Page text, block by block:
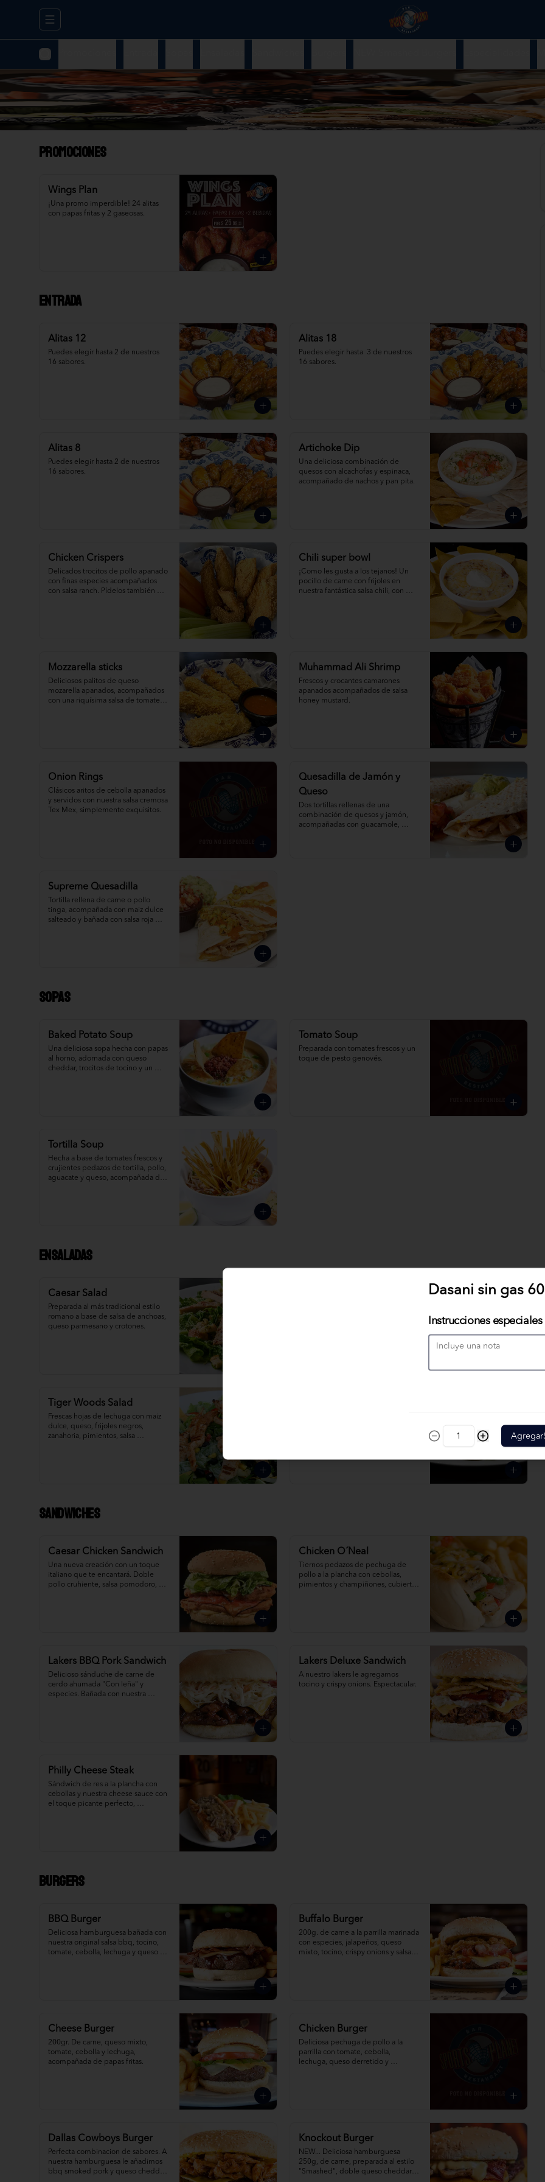
Abrir menu de navegación
Promociones
Wings Plan
¡Una promo imperdible! 24 alitas
con papas fritas y 2 gaseosas.
Entrada
Alitas 12
Puedes elegir hasta 2 de nuestros
16 sabores.
Alitas 18
Puedes elegir hasta  3 de nuestros
16 sabores.
Alitas 8
Puedes elegir hasta 2 de nuestros
16 sabores.
Artichoke Dip
Una deliciosa combinación de
quesos con alcachofas y espinaca,
acompañado de nachos y pan pita.
Chicken Crispers
Delicados trocitos de pollo apanado
con finas especies acompañados
con salsa ranch. Pídelos también
Chili super bowl
¡Como les gusta a los tejanos! Un
pocillo de carne con frijoles en
nuestra fantástica salsa chili, con
Mozzarella sticks
Deliciosos palitos de queso
mozarella apanados, acompañados
con una riquísima salsa de tomates
Muhammad Ali Shrimp
Frescos y crocantes camarones
apanados acompañados de salsa
honey mustard.
Onion Rings
Clásicos aritos de cebolla apanados
y servidos con nuestra salsa cremosa
Tex Mex, simplemente exquisitos.
Quesadilla de Jamón y
Queso
Dos tortillas rellenas de una
combinación de quesos y jamón,
acompañadas con guacamole,
Supreme Quesadilla
Tortilla rellena de carne o pollo
tinga, acompañada con maiz dulce
salteado y bañada con salsa roja
Sopas
Baked Potato Soup
Una deliciosa sopa hecha con papas
al horno, adornada con queso
cheddar, trocitos de tocino y un
Tomato Soup
Preparada con tomates frescos y un
toque de pesto genovés.
Tortilla Soup
Hecha a base de tomates frescos y
crujientes pedazos de tortilla, pollo,
aguacate y queso, acompañada de
Ensaladas
Caesar Salad
Preparada al más tradicional estilo
romano a base de salsa de anchoas,
queso parmesano y crotones.
Tiger Woods Salad
Frescas hojas de lechuga con maiz
dulce, queso, frijoles negros,
zanahoria, pimientos, salsa
Sandwiches
Caesar Chicken Sandwich
Una nueva creación con un toque
italiano que te encantará. Doble
pollo cruhiente, salsa pomodoro,
Chicken O´Neal
Tiernos pedazos de pechuga de
pollo a la plancha con cebollas,
pimientos y champiñones, cubierto
Lakers BBQ Pork Sandwich
Delicioso sánduche de carne de
cerdo ahumada "Con leña" y
especies. Bañada con nuestra
Lakers Deluxe Sandwich
A nuestro lakers le agregamos
tocino y crispy onions. Espectacular.
Philly Cheese Steak
Sándwich de res a la plancha con
cebollas y nuestra cheese sauce con
el toque picante perfecto,
Burgers
BBQ Burger
Deliciosa hamburguesa bañada con
nuestra original salsa bbq, tocino,
tomate, cebolla, lechuga y queso
Buffalo Burger
200g. de carne a la parrilla marinada
con especies, jalapeños, queso
mixto, tocino, crispy onions y salsa
Cheese Burger
200gr. De carne, queso mixto,
tomate, cebolla y lechuga,
acompañada de papas fritas.
Chicken Burger
Deliciosa pechuga de pollo a la
parrilla con tomate, cebolla,
lechuga, queso derretido y
Dallas Cowboys Burger
Perfecta combinacion de sabores. A
nuestra hamburguesa le añadimos
bbq smoked pork y queso cheddar,
Knockout Burger
NEW... Deliciosa hamburguesa
250g, de carne, preparada al estilo
"Smashed", doble queso cheddar y
Dasani sin gas
Instrucciones especiales
Agregar